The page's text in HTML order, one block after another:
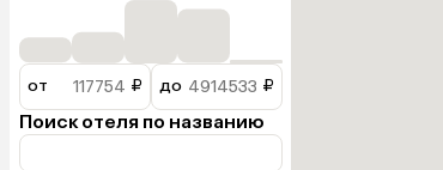
от ₽ до ₽
Поиск отеля по названию